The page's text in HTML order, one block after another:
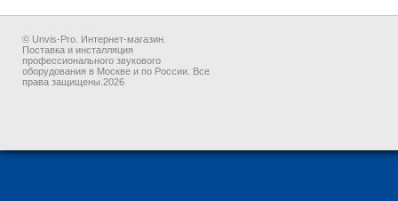
© Unvis-Pro. Интернет-магазин.
Поставка и инсталляция
профессионального звукового
оборудования в Москве и по России. Все
права защищены.2026